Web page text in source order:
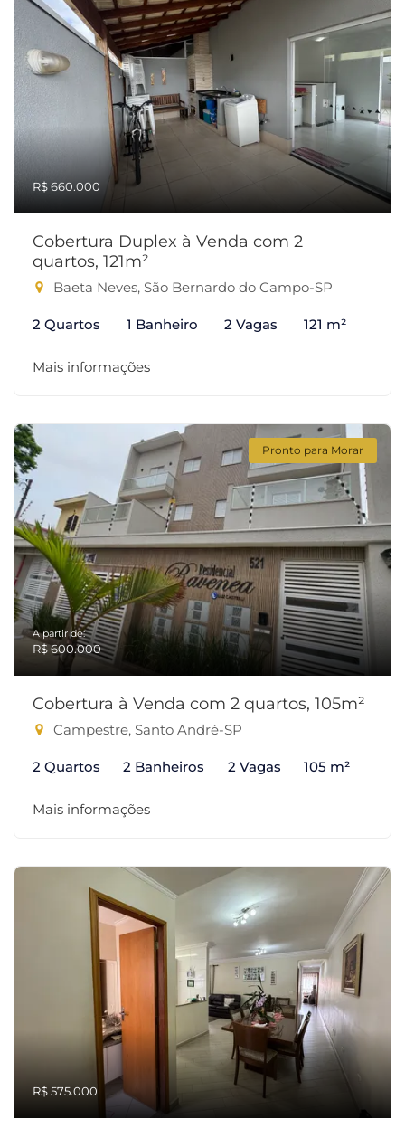
R$ 660.000
Cobertura Duplex à Venda com 2
quartos, 121m²
Baeta Neves, São Bernardo do Campo-SP
2 Quartos 1 Banheiro 2 Vagas 121 m²
Mais informações
Pronto para Morar
A partir de:
R$ 600.000
Cobertura à Venda com 2 quartos, 105m²
Campestre, Santo André-SP
2 Quartos 2 Banheiros 2 Vagas 105 m²
Mais informações
R$ 575.000